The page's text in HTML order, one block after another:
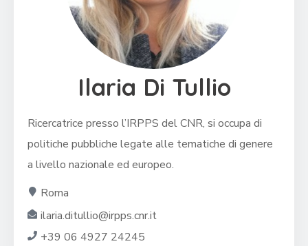
Ilaria Di Tullio
Ricercatrice presso l’IRPPS del CNR, si occupa di
politiche pubbliche legate alle tematiche di genere
a livello nazionale ed europeo.
Roma
ilaria.ditullio@irpps.cnr.it
+39 06 4927 24245